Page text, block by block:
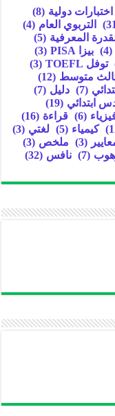
اختبارات دولية (8)
التربوي العام (4)
المعرفية (5)
(4) بيزا PISA
(3)
توفل TOEFL
(3)
متوسط (12)
(7) دليل (7)
ابتدائي (19)
(6) قراءة (16)
كيمياء (5) لغتي (3)
(3) ملخص (3)
(7) نافس (32)